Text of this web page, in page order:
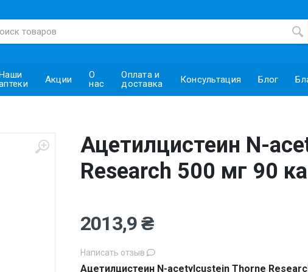
Акции
О
нас
Оплата и
доставка
Консультация Блог
Ацетилцистеин N-
Research 500 мг 90
Написать отзыв
Ацетилцистеин N-acetylcustein Thorne
2013,9 ₴